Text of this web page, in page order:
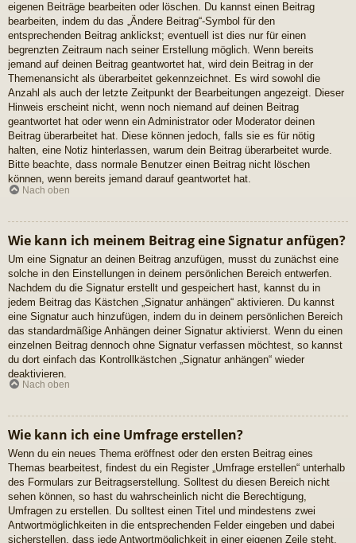
eigenen Beiträge bearbeiten oder löschen. Du kannst einen Beitrag
bearbeiten, indem du das „Ändere Beitrag“-Symbol für den
entsprechenden Beitrag anklickst; eventuell ist dies nur für einen
begrenzten Zeitraum nach seiner Erstellung möglich. Wenn bereits
jemand auf deinen Beitrag geantwortet hat, wird dein Beitrag in der
Themenansicht als überarbeitet gekennzeichnet. Es wird sowohl die
Anzahl als auch der letzte Zeitpunkt der Bearbeitungen angezeigt. Dieser
Hinweis erscheint nicht, wenn noch niemand auf deinen Beitrag
geantwortet hat oder wenn ein Administrator oder Moderator deinen
Beitrag überarbeitet hat. Diese können jedoch, falls sie es für nötig
halten, eine Notiz hinterlassen, warum dein Beitrag überarbeitet wurde.
Bitte beachte, dass normale Benutzer einen Beitrag nicht löschen
können, wenn bereits jemand darauf geantwortet hat.
Nach oben
Wie kann ich meinem Beitrag eine Signatur anfügen?
Um eine Signatur an deinen Beitrag anzufügen, musst du zunächst eine
solche in den Einstellungen in deinem persönlichen Bereich entwerfen.
Nachdem du die Signatur erstellt und gespeichert hast, kannst du in
jedem Beitrag das Kästchen „Signatur anhängen“ aktivieren. Du kannst
eine Signatur auch hinzufügen, indem du in deinem persönlichen Bereich
das standardmäßige Anhängen deiner Signatur aktivierst. Wenn du einen
einzelnen Beitrag dennoch ohne Signatur verfassen möchtest, so kannst
du dort einfach das Kontrollkästchen „Signatur anhängen“ wieder
deaktivieren.
Nach oben
Wie kann ich eine Umfrage erstellen?
Wenn du ein neues Thema eröffnest oder den ersten Beitrag eines
Themas bearbeitest, findest du ein Register „Umfrage erstellen“ unterhalb
des Formulars zur Beitragserstellung. Solltest du diesen Bereich nicht
sehen können, so hast du wahrscheinlich nicht die Berechtigung,
Umfragen zu erstellen. Du solltest einen Titel und mindestens zwei
Antwortmöglichkeiten in die entsprechenden Felder eingeben und dabei
sicherstellen, dass jede Antwortmöglichkeit in einer eigenen Zeile steht.